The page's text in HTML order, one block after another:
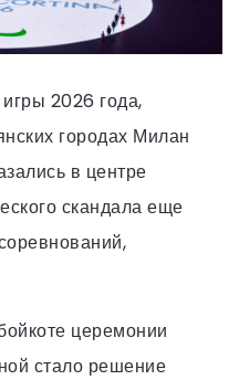
2026 года,
городах Милан
в центре
скандала еще
церемонии
стало решение